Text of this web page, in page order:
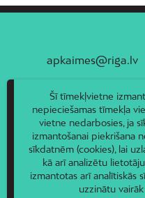
apkaimes@riga.lv
Šī tīmekļvietne
nepieciešamas tīmekļa
vietne nedarbosies, ja
izmantošanai piekrišana
sīkdatnēm (cookies), lai
kā arī analizētu
izmantotas arī analītiskās
uzzinātu